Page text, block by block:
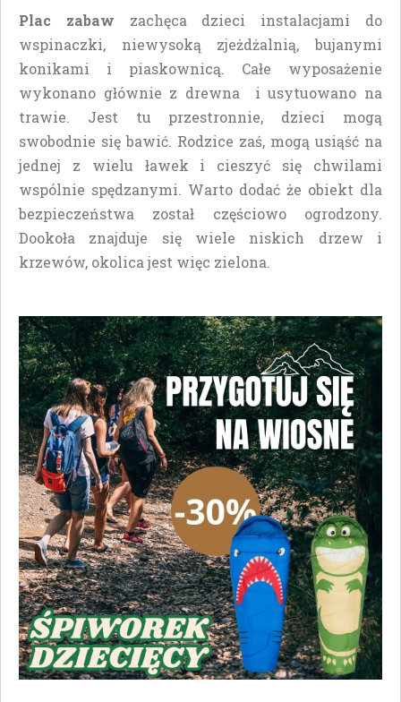
Plac zabaw zachęca dzieci instalacjami do
wspinaczki, niewysoką zjeżdżalnią, bujanymi
konikami i piaskownicą. Całe wyposażenie
wykonano głównie z drewna i usytuowano na
trawie. Jest tu przestronnie, dzieci mogą
swobodnie się bawić. Rodzice zaś, mogą usiąść na
jednej z wielu ławek i cieszyć się chwilami
wspólnie spędzanymi. Warto dodać że obiekt dla
bezpieczeństwa został częściowo ogrodzony.
Dookoła znajduje się wiele niskich drzew i
krzewów, okolica jest więc zielona.